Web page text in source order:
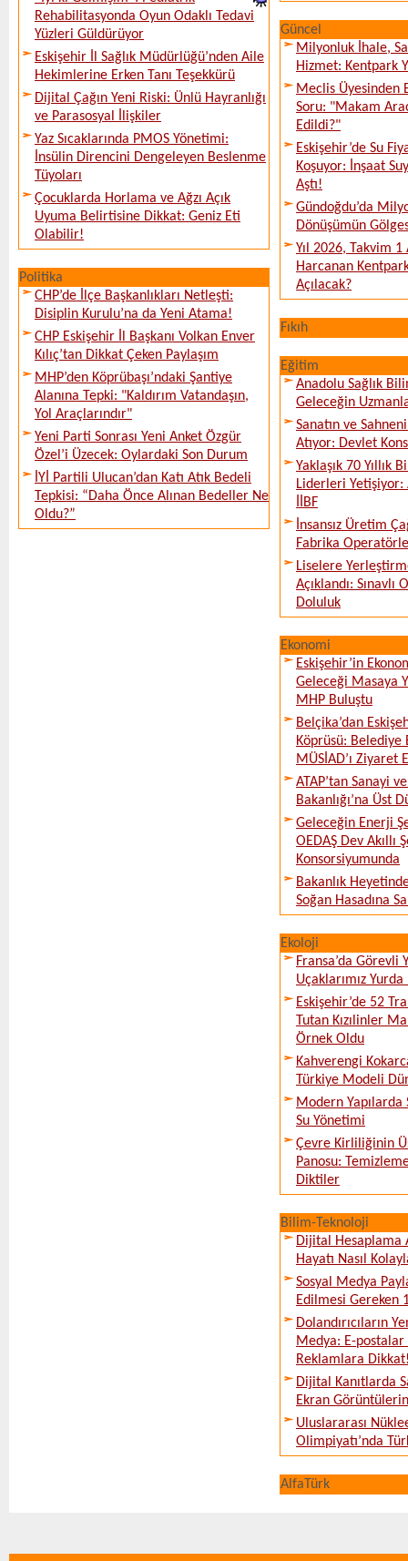
Rehabilitasyonda Oyun Odaklı Tedavi
Yüzleri Güldürüyor
Eskişehir İl Sağlık Müdürlüğü’nden Aile
Hekimlerine Erken Tanı Teşekkürü
Dijital Çağın Yeni Riski: Ünlü Hayranlığı
ve Parasosyal İlişkiler
Yaz Sıcaklarında PMOS Yönetimi:
İnsülin Direncini Dengeleyen Beslenme
Tüyoları
Çocuklarda Horlama ve Ağzı Açık
Uyuma Belirtisine Dikkat: Geniz Eti
Olabilir!
Politika
CHP’de İlçe Başkanlıkları Netleşti:
Disiplin Kurulu’na da Yeni Atama!
CHP Eskişehir İl Başkanı Volkan Enver
Kılıç’tan Dikkat Çeken Paylaşım
MHP’den Köprübaşı’ndaki Şantiye
Alanına Tepki: "Kaldırım Vatandaşın,
Yol Araçlarındır"
Yeni Parti Sonrası Yeni Anket Özgür
Özel’i Üzecek: Oylardaki Son Durum
İYİ Partili Ulucan’dan Katı Atık Bedeli
Tepkisi: “Daha Önce Alınan Bedeller Ne
Oldu?”
Güncel
Milyonluk İhale,
Hizmet: Kentpark
Meclis Üyesinden
Soru: "Makam
Edildi?"
Eskişehir’de Su
Koşuyor: İnşaat
Aştı!
Gündoğdu’da
Dönüşümün
Yıl 2026, Takvim
Harcanan
Açılacak?
Fıkıh
Eğitim
Anadolu Sağlık
Geleceğin
Sanatın ve
Atıyor: Devlet
Yaklaşık 70 Yıllık
Liderleri
İİBF
İnsansız Üretim
Fabrika
Liselere
Açıklandı:
Doluluk
Ekonomi
Eskişehir’in
Geleceği Masaya
MHP Buluştu
Belçika’dan
Köprüsü: Belediye
MÜSİAD’ı Ziyaret
ATAP’tan Sanayi
Bakanlığı’na Üst
Geleceğin Enerji
OEDAŞ Dev Akıllı
Konsorsiyumunda
Bakanlık
Soğan Hasadına
Ekoloji
Fransa’da Görevli
Uçaklarımız
Eskişehir’de 52
Tutan Kızılinler
Örnek Oldu
Kahverengi
Türkiye Modeli
Modern Yapılarda
Su Yönetimi
Çevre Kirliliğinin
Panosu:
Diktiler
Bilim-Teknoloji
Dijital Hesaplama
Hayatı Nasıl
Sosyal Medya
Edilmesi Gereken
Dolandırıcıların
Medya: E-postalar
Reklamlara
Dijital Kanıtlarda
Ekran
Uluslararası
Olimpiyatı’nda
AlfaTürk